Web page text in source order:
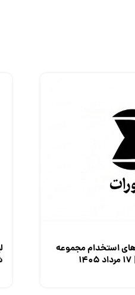
استخدام مجموعه